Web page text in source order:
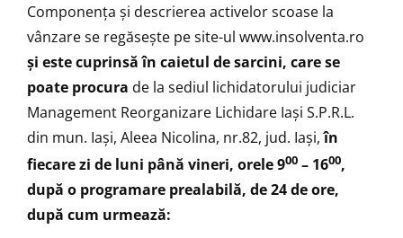
Componenţa şi descrierea activelor scoase la
vânzare se regăsește pe site-ul www.insolventa.ro
și este cuprinsă în caietul de sarcini, care se
poate procura de la sediul lichidatorului judiciar
Management Reorganizare Lichidare Iaşi S.P.R.L.
din mun. Iași, Aleea Nicolina, nr.82, jud. Iași,în
fiecare zi de luni până vineri, orele 900 – 1600,
după o programare prealabilă, de 24 de ore,
după cum urmează: